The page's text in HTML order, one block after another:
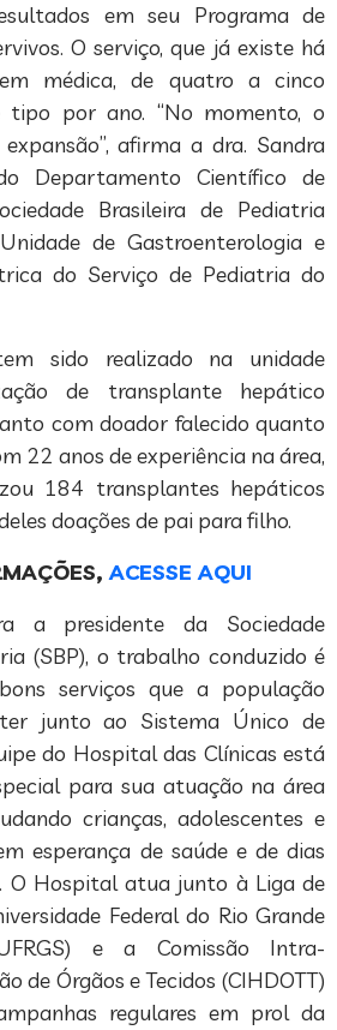
em seu Programa de
O serviço, que já existe há
médica, de quatro a cinco
tipo por ano. “No momento, o
afirma a dra. Sandra
Departamento Científico de
Brasileira de Pediatria
de Gastroenterologia e
do Serviço de Pediatria do
sido realizado na unidade
de transplante hepático
com doador falecido quanto
22 anos de experiência na área,
184 transplantes hepáticos
doações de pai para filho.
ACESSE AQUI
a presidente da Sociedade
(SBP), o trabalho conduzido é
serviços que a população
junto ao Sistema Único de
do Hospital das Clínicas está
para sua atuação na área
crianças, adolescentes e
esperança de saúde e de dias
O Hospital atua junto à Liga de
Federal do Rio Grande
e a Comissão Intra-
de Órgãos e Tecidos (CIHDOTT)
regulares em prol da